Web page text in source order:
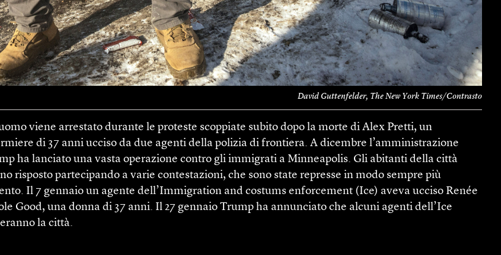
David Guttenfelder, The New York Times/Contrasto
viene arrestato durante le proteste scoppiate subito dopo la morte di Alex Pretti, un
di 37 anni ucciso da due agenti della polizia di frontiera. A dicembre l’amministrazione
ha lanciato una vasta operazione contro gli immigrati a Minneapolis. Gli abitanti della città
risposto partecipando a varie contestazioni, che sono state represse in modo sempre più
Il 7 gennaio un agente dell’Immigration and costums enforcement (Ice) aveva ucciso Renée
Good, una donna di 37 anni. Il 27 gennaio Trump ha annunciato che alcuni agenti dell’Ice
la città.